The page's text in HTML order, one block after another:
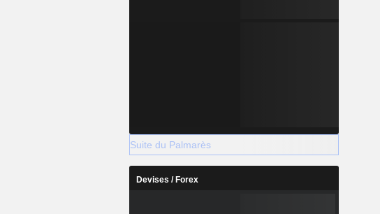
Suite du Palmarès
Devises / Forex